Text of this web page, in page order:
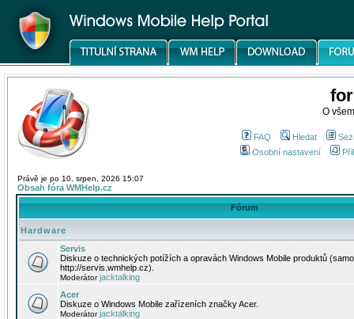
O
FAQ Hledat
Osobní nastavení
Právě je po 10. srpen, 2026 15:07
Obsah fóra WMHelp.cz
Fórum
Hardware
Servis
Diskuze o technických potížích a opravách Windows Mobile produktů
http://servis.wmhelp.cz).
Moderátorjacktalking
Acer
Diskuze o Windows Mobile zařízeních značky Acer.
Moderátorjacktalking